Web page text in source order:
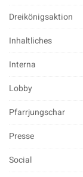
Dreikönigsaktion
Inhaltliches
Interna
Lobby
Pfarrjungschar
Presse
Social